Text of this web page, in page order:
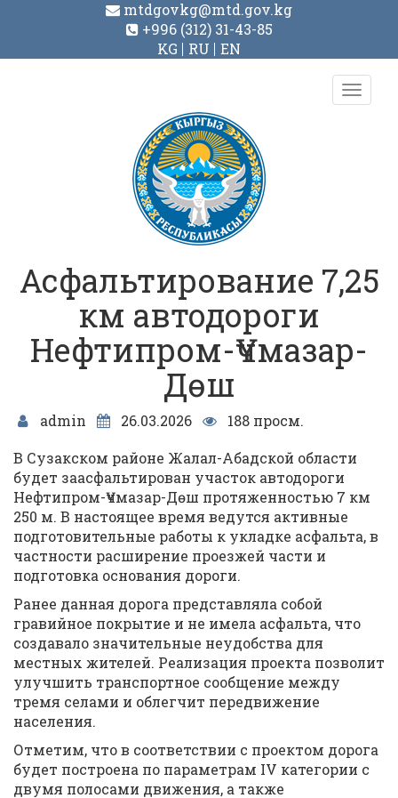
mtdgovkg@mtd.gov.kg
+996 (312) 31-43-85
KG
RU EN
Toggle
Асфальтирование 7,25
км автодороги
Нефтипром-Үчмазар-
Дөш
admin 26.03.2026
188 просм.
В Сузакском районе Жалал-Абадской области
будет заасфальтирован участок автодороги
Нефтипром-Үчмазар-Дөш протяженностью 7 км
250 м. В настоящее время ведутся активные
подготовительные работы к укладке асфальта, в
частности расширение проезжей части и
подготовка основания дороги.
Ранее данная дорога представляла собой
гравийное покрытие и не имела асфальта, что
создавало значительные неудобства для
местных жителей. Реализация проекта позволит
улучшить транспортное сообщение между
тремя селами и облегчит передвижение
населения.
Отметим, что в соответствии с проектом дорога
будет построена по параметрам IV категории с
двумя полосами движения, а также